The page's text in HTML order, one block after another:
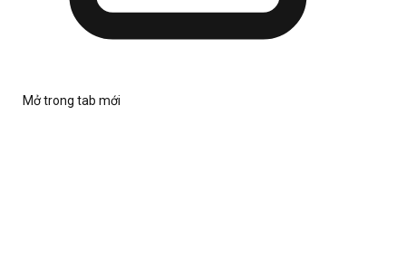
Mở trong tab mới